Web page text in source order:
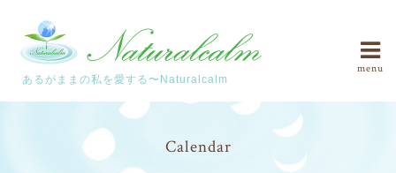
あるがままの私を愛する〜Naturalcalm
menu
Calendar